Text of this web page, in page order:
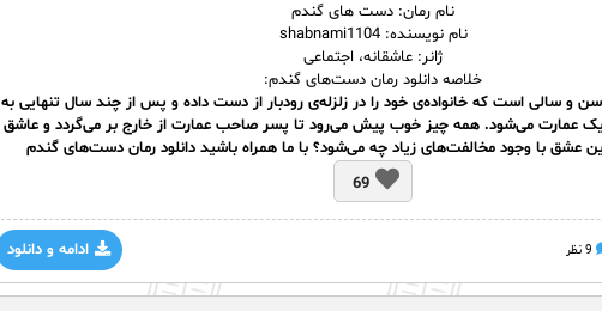
نام رمان: دست های گندم
نام نویسنده: shabnami1104
ژانر: عاشقانه، اجتماعی
خلاصه دانلود رمان دست‌های گندم:
و سالی است که خانواده‌ی خود را در زلزله‌ی رودبار از دست داده و پس از چند سال تنهایی به
یک عمارت می‌شود. همه چیز خوب پیش می‌رود تا پسر صاحب عمارت از خارج بر می‌گردد و عاشق
عشق با وجود مخالفت‌های زیاد چه می‌شود؟ با ما همراه باشید دانلود رمان دست‌های گندم
69
ادامه و دانلود 9 نظر